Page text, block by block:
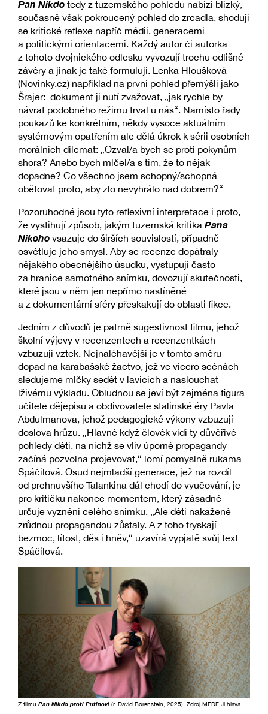
Pan Nikdo tedy z tuzemského pohledu nabízí blízký,
současně však pokroucený pohled do zrcadla, shodují
se kritické reflexe napříč médii, generacemi
a politickými orientacemi. Každý autor či autorka
z tohoto dvojnického odlesku vyvozují trochu odlišné
závěry a jinak je také formulují. Lenka Hloušková
(Novinky.cz) například na první pohled přemýšlí jako
Šrajer: dokument ji nutí zvažovat, „jak rychle by
návrat podobného režimu trval u nás“. Namísto řady
poukazů ke konkrétním, někdy vysoce aktuálním
systémovým opatřením ale dělá úkrok k sérii osobních
morálních dilemat: „Ozval/a bych se proti pokynům
shora? Anebo bych mlčel/a s tím, že to nějak
dopadne? Co všechno jsem schopný/schopná
obětovat proto, aby zlo nevyhrálo nad dobrem?“
Pozoruhodné jsou tyto reflexivní interpretace i proto,
že vystihují způsob, jakým tuzemská kritika Pana
Nikoho vsazuje do širších souvislostí, případně
osvětluje jeho smysl. Aby se recenze dopátraly
nějakého obecnějšího úsudku, vystupují často
za hranice samotného snímku, dovozují skutečnosti,
které jsou v něm jen nepřímo nastíněné
a z dokumentární sféry přeskakují do oblasti fikce.
Jedním z důvodů je patrně sugestivnost filmu, jehož
školní výjevy v recenzentech a recenzentkách
vzbuzují vztek. Nejnaléhavější je v tomto směru
dopad na karabašské žactvo, jež ve vícero scénách
sledujeme mlčky sedět v lavicích a naslouchat
lživému výkladu. Obludnou se jeví být zejména figura
učitele dějepisu a obdivovatele stalinské éry Pavla
Abdulmanova, jehož pedagogické výkony vzbuzují
doslova hrůzu. „Hlavně když člověk vidí ty důvěřivé
pohledy dětí, na nichž se vliv úporné propagandy
začíná pozvolna projevovat,“ lomí pomyslně rukama
Spáčilová. Osud nejmladší generace, jež na rozdíl
od prchnuvšího Talankina dál chodí do vyučování, je
pro kritičku nakonec momentem, který zásadně
určuje vyznění celého snímku. „Ale děti nakažené
zrůdnou propagandou zůstaly. A z toho tryskají
bezmoc, lítost, děs i hněv,“ uzavírá vypjatě svůj text
Spáčilová.
Z filmu Pan Nikdo proti Putinovi (r. David Borenstein, 2025). Zdroj MFDF Ji.hlava